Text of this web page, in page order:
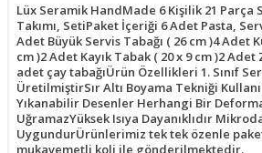
Lüx Seramik HandMade 6 Kişilik 21 Parça
Takımı, SetiPaket İçeriği 6 Adet Pasta,
Adet Büyük Servis Tabağı ( 26 cm )4 Adet
cm )2 Adet Kayık Tabak ( 20 x 9 cm )2
adet çay tabağıÜrün Özellikleri 1. Sınıf
ÜretilmiştirSır Altı Boyama Tekniği
Yıkanabilir Desenler Herhangi Bir
UğramazYüksek Isıya Dayanıklıdır
UygundurÜrünlerimiz tek tek özenle
mukavemetli koli ile gönderilmektedir.